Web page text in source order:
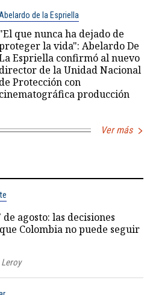
Abelardo de la Espriella
"El que nunca ha dejado de
la vida": Abelardo De
Espriella confirmó al nuevo
director de la Unidad Nacional
de Protección con
cinematográfica producción
Ver más
agosto: las decisiones
Colombia no puede seguir